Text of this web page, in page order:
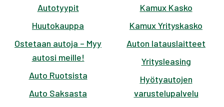
Autotyypit
Huutokauppa
Ostetaan autoja – Myy
autosi meille!
Auto Ruotsista
Auto Saksasta
Kamux Kasko
Kamux Yrityskasko
Auton latauslaitteet
Yritysleasing
Hyötyautojen
varustelupalvelu